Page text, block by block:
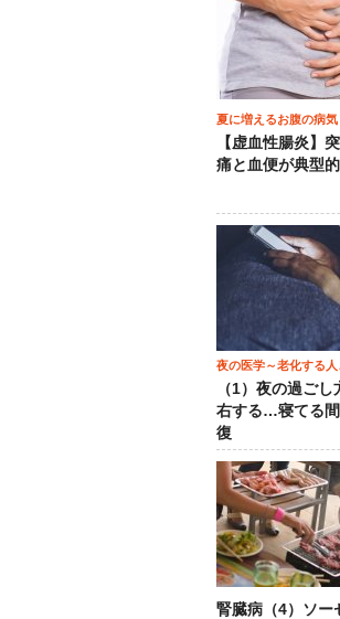
夏に増えるお腹の病気
【虚血性腸炎】
痛と血便が典型
夜の医学～老化する人
（1）夜の過ご
右する…寝てる
復
腎臓病（4）ソー